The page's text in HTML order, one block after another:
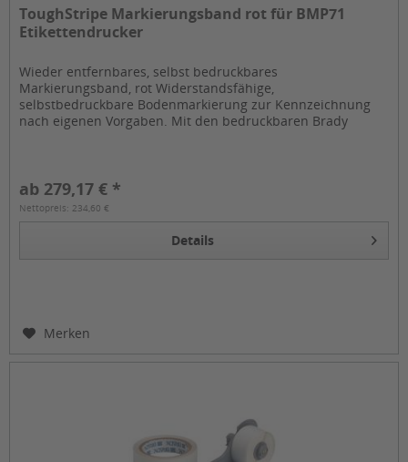
ToughStripe Markierungsband rot für BMP71
Etikettendrucker
Wieder entfernbares, selbst bedruckbares
Markierungsband, rot Widerstandsfähige,
selbstbedruckbare Bodenmarkierung zur Kennzeichnung
nach eigenen Vorgaben. Mit den bedruckbaren Brady
ab 279,17 € *
Nettopreis: 234,60 €
Details
Merken